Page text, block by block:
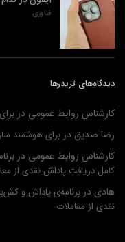
فناوری
دیدگاه‌های تریدرها
کارشناس روابط عمومی در
رضا صدیق در برای هوشمند
کارشناس روابط عمومی در
کامل دریافت پاداش نقدی از
هادی در برنامه‌ی پاداش و
نقدی از معاملات